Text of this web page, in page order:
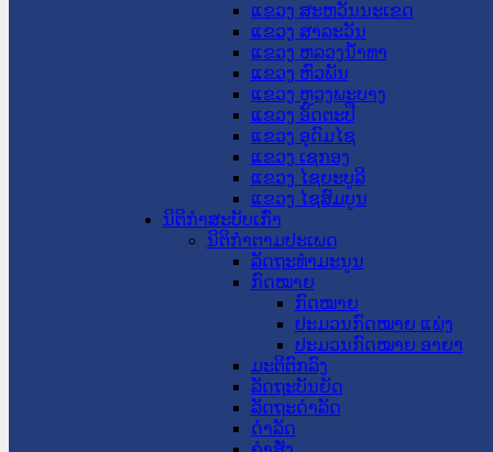
ແຂວງ ສະຫວັນນະເຂດ
ແຂວງ ສາລະວັນ
ແຂວງ ຫລວງນໍ້າທາ
ແຂວງ ຫົວພັນ
ແຂວງ ຫຼວງພະບາງ
ແຂວງ ອັດຕະປື
ແຂວງ ອຸດົມໄຊ
ແຂວງ ເຊກອງ
ແຂວງ ໄຊຍະບູລີ
ແຂວງ ໄຊສົມບູນ
ນິຕິກໍາສະບັບເກົ່າ
ນິຕິກຳຕາມປະເພດ
ລັດຖະທໍາມະນູນ
ກົດໝາຍ
ກົດໝາຍ
ປະມວນກົດໝາຍ ແພ່ງ
ປະມວນກົດໝາຍ ອາຍາ
ມະຕິຕົກລົງ
ລັດຖະບັນຍັດ
ລັດຖະດໍາລັດ
ດໍາລັດ